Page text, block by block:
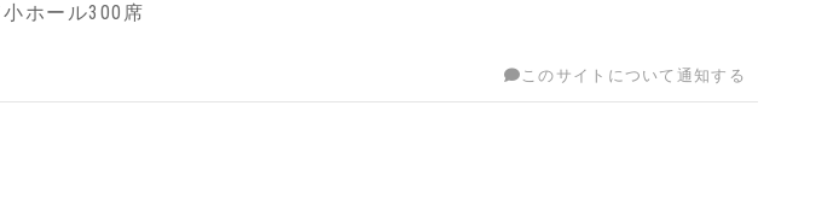
ホール300席
このサイトについて通知する